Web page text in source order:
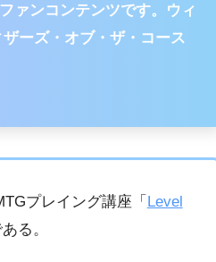
ァンコンテンツです。ウィ
ーズ・オブ・ザ・コース
プレイング講座「 Level
る。